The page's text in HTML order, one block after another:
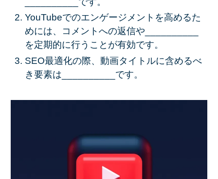
YouTubeでのエンゲージメントを高めるた
めには、コメントへの返信や__________
を定期的に行うことが有効です。
SEO最適化の際、動画タイトルに含めるべ
き要素は__________です。